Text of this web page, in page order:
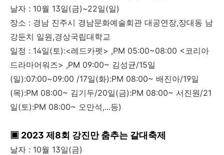
날자 : 10월 13일(금)~22일(일)
장소 : 경남 진주시 경남문화예술회관 대공연장,장대동 남
강둔치 일원,경상국립대학교
일정 : 14일(토):<레드카펫> ,PM 05:00~08:00 <코리아
드라마어워즈> ,PM 09:00~ 김성균/15일
(일):07:00~09:00 /17일(화):PM 08:00~ 배진아/19일
(목):PM 08:00~ 김기두/20일(금):PM 08:00~ 서진원/21
일(토):PM 08:00~ 오만석,...등)
▣ 2023 제8회 강진만 춤추는 갈대축제
날자 : 10월 13일(금)